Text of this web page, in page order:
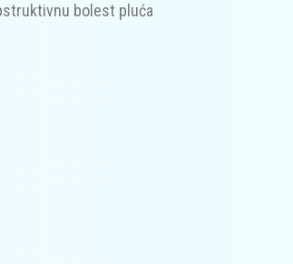
bolest pluća